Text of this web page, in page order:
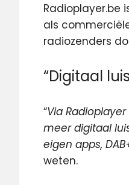
Radioplayer.be
als
radiozenders
“Digitaal
“Via
meer digitaal
eigen apps,
weten.